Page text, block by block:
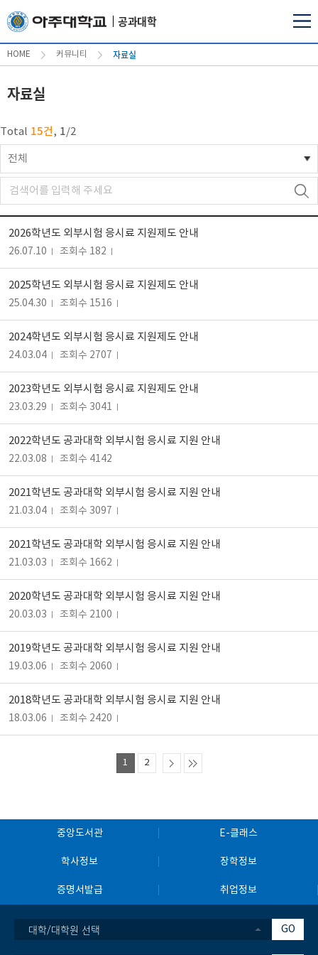
공과대학
HOME 커뮤니티 자료실
자료실
Total 15건, 1/2
전체
2026학년도 외부시험 응시료 지원제도 안내
26.07.10 조회수 182
2025학년도 외부시험 응시료 지원제도 안내
25.04.30 조회수 1516
2024학년도 외부시험 응시료 지원제도 안내
24.03.04 조회수 2707
2023학년도 외부시험 응시료 지원제도 안내
23.03.29 조회수 3041
2022학년도 공과대학 외부시험 응시료 지원 안내
22.03.08 조회수 4142
2021학년도 공과대학 외부시험 응시료 지원 안내
21.03.04 조회수 3097
2021학년도 공과대학 외부시험 응시료 지원 안내
21.03.03 조회수 1662
2020학년도 공과대학 외부시험 응시료 지원 안내
20.03.03 조회수 2100
2019학년도 공과대학 외부시험 응시료 지원 안내
19.03.06 조회수 2060
2018학년도 공과대학 외부시험 응시료 지원 안내
18.03.06 조회수 2420
1 2
중앙도서관 E-클래스
학사정보 장학정보
증명서발급 취업정보
대학/대학원 선택 GO